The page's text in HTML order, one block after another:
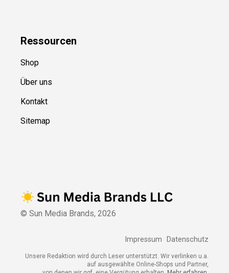
Ressourcen
Shop
Über uns
Kontakt
Sitemap
© Sun Media Brands, 2026
Impressum Datenschutz
Unsere Redaktion wird durch Leser unterstützt. Wir verlinken u.a.
auf ausgewählte Online-Shops und Partner,